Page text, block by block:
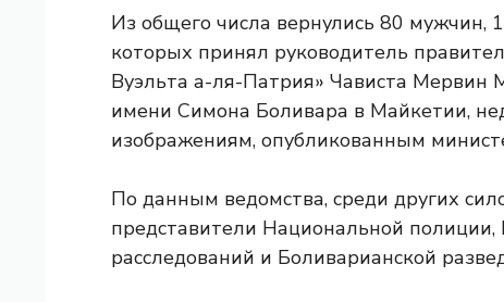
Из общего числа вернулись 80
которых принял руководитель
Вуэльта а-ля-Патрия» Чависта
имени Симона Боливара в Майкетии,
изображениям, опубликованным
По данным ведомства, среди других
представители Национальной
расследований и Боливарианской